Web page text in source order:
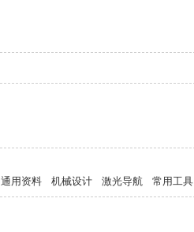
通用资料 机械设计 激光导航 常用工具